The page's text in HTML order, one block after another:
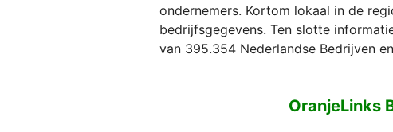
ondernemers. Kortom lokaal in de
bedrijfsgegevens. Ten slotte
van 395.354 Nederlandse Bedrijven
OranjeLinks